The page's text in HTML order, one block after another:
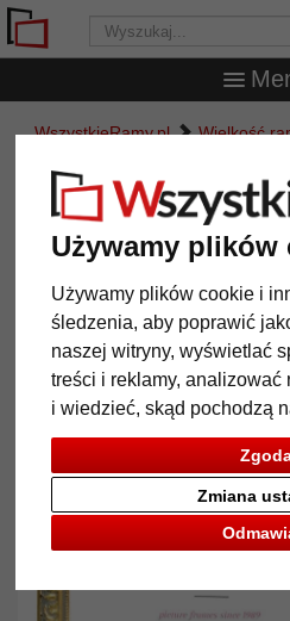
Używamy plików
Używamy plików cookie i
śledzenia, aby poprawić
naszej witryny, wyświetlać
treści i reklamy, analizować
i wiedzieć, skąd pochodzą
Zmiana
WszystkieRamy.pl Wielkość
Barokowa rama